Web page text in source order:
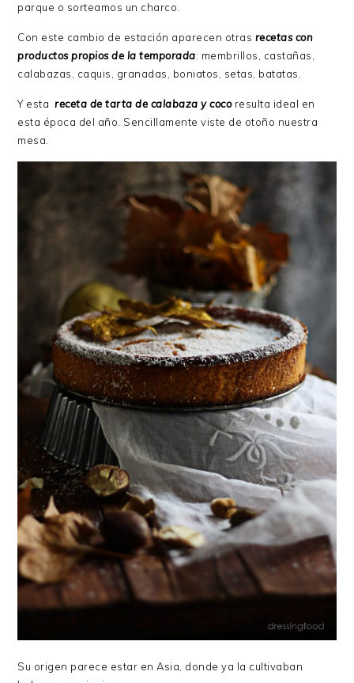
parque o sorteamos un charco.
Con este cambio de estación aparecen otras recetas con
productos propios de la temporada: membrillos, castañas,
calabazas, caquis, granadas, boniatos, setas, batatas.
Y estareceta de tarta de calabaza y coco resulta ideal en
esta época del año. Sencillamente viste de otoño nuestra
mesa.
Su origen parece estar en Asia, donde ya la cultivaban